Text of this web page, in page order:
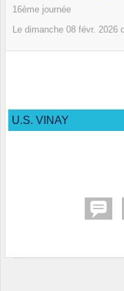
16ème journée
Le dimanche 08 févr. 2026
U.S. VINAY